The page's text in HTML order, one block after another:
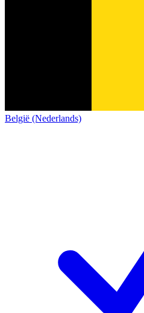
België (Nederlands)